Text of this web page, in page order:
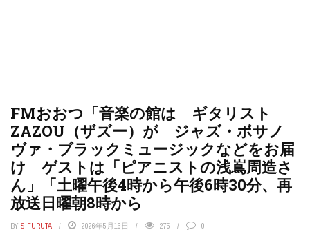
FMおおつ「音楽の館は ギタリスト
ZAZOU（ザズー）が ジャズ・ボサノ
ヴァ・ブラックミュージックなどをお届
け ゲストは「ピアニストの浅嶌周造さ
ん」「土曜午後4時から午後6時30分、再
放送日曜朝8時から
BY S.FURUTA 2026年5月16日 275 0